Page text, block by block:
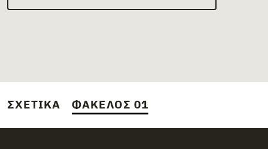
ΣΧΕΤΙΚΆ ΦΆΚΕΛΟΣ 01